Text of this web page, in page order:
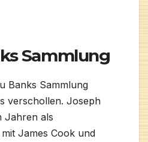
Sammlung
Banks Sammlung
verschollen. Joseph
Jahren als
James Cook und